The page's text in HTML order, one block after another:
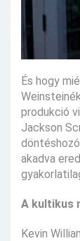
És hogy
produkció
Jackson
akadva
A kultikus
Kevin